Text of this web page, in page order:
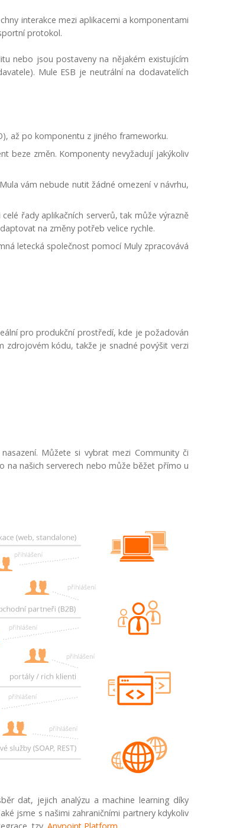
interakce mezi aplikacemi a komponentami
protokol.
nebo jsou postaveny na nějakém existujícím
Mule ESB je neutrální na dodavatelích
až po komponentu z jiného frameworku.
beze změn. Komponenty nevyžadují jakýkoliv
vám nebude nutit žádné omezení v návrhu,
řady aplikačních serverů, tak může výrazně
na změny potřeb velice rychle.
letecká společnost pomocí Muly zpracovává
pro produkční prostředí, kde je požadován
zdrojovém kódu, takže je snadné povýšit verzi
Můžete si vybrat mezi Community či
na našich serverech nebo může běžet přímo u
dat, jejich analýzu a machine learning díky
jsme s našimi zahraničními partnery kdykoliv